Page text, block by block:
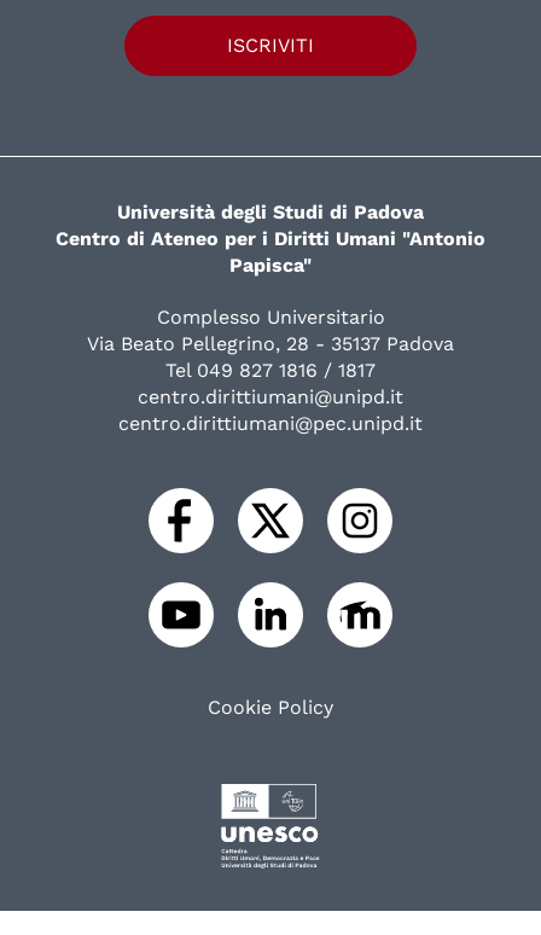
ISCRIVITI
Università degli Studi di Padova
Centro di Ateneo per i Diritti Umani "Antonio
Papisca"
Complesso Universitario
Via Beato Pellegrino, 28 - 35137 Padova
Tel 049 827 1816 / 1817
centro.dirittiumani@unipd.it
centro.dirittiumani@pec.unipd.it
Cookie Policy